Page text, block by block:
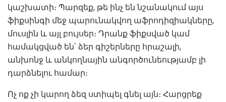
կաշխատի։ Պարզեք, թե ինչ են նշանակում այս
ֆիքսինգի մեջ պարունակվող աֆրոդիզիակները,
մուսլին և այլ բույսեր։ Դրանք ֆիքսված կամ
համակցված են՝ ձեր գիշերները հրաշալի,
անխոնջ և անկողնային անգործունեությամբ լի
դարձնելու համար։
Ոչ ոք չի կարող ձեզ ստիպել գնել այն։ Հարցրեք